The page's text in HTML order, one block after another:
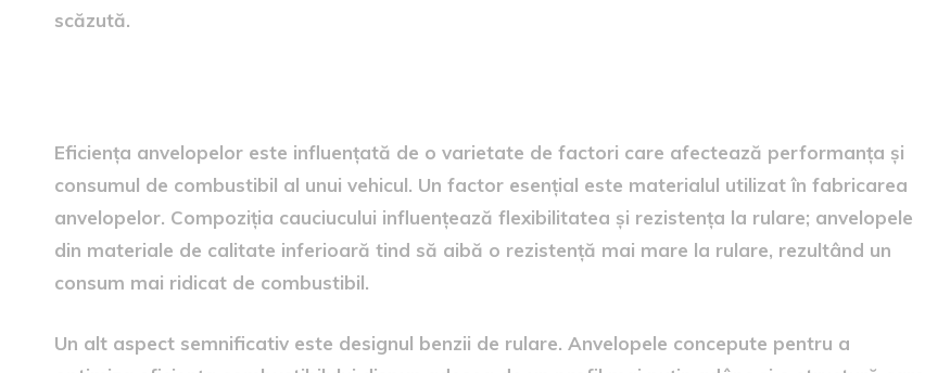
scăzută.
Eficiența anvelopelor este influențată de o varietate de factori care afectează performanța și
consumul de combustibil al unui vehicul. Un factor esențial este materialul utilizat în fabricarea
anvelopelor. Compoziția cauciucului influențează flexibilitatea și rezistența la rulare; anvelopele
din materiale de calitate inferioară tind să aibă o rezistență mai mare la rulare, rezultând un
consum mai ridicat de combustibil.
Un alt aspect semnificativ este designul benzii de rulare. Anvelopele concepute pentru a